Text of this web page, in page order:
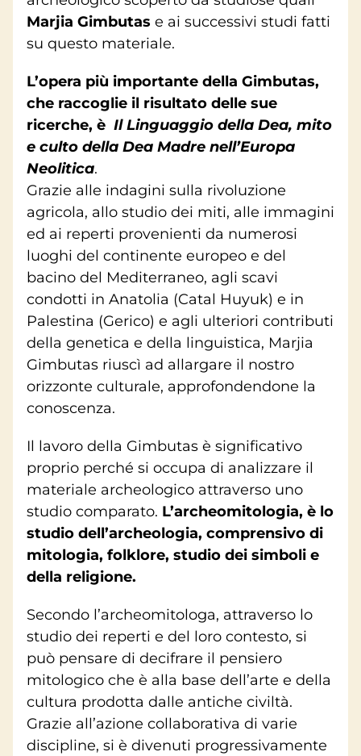
Marjia Gimbutas e ai successivi studi fatti
su questo materiale.
L’opera più importante della Gimbutas,
che raccoglie il risultato delle sue
ricerche, è Il Linguaggio della Dea, mito
e culto della Dea Madre nell’Europa
Neolitica.
Grazie alle indagini sulla rivoluzione
agricola, allo studio dei miti, alle immagini
ed ai reperti provenienti da numerosi
luoghi del continente europeo e del
bacino del Mediterraneo, agli scavi
condotti in Anatolia (Catal Huyuk) e in
Palestina (Gerico) e agli ulteriori contributi
della genetica e della linguistica, Marjia
Gimbutas riuscì ad allargare il nostro
orizzonte culturale, approfondendone la
conoscenza.
Il lavoro della Gimbutas è significativo
proprio perché si occupa di analizzare il
materiale archeologico attraverso uno
studio comparato. L’archeomitologia, è lo
studio dell’archeologia, comprensivo di
mitologia, folklore, studio dei simboli e
della religione.
Secondo l’archeomitologa, attraverso lo
studio dei reperti e del loro contesto, si
può pensare di decifrare il pensiero
mitologico che è alla base dell’arte e della
cultura prodotta dalle antiche civiltà.
Grazie all’azione collaborativa di varie
discipline, si è divenuti progressivamente